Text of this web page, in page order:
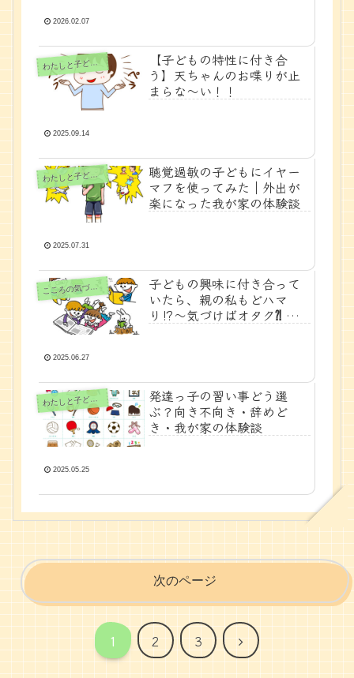
2026.02.07
わたしと子どもの時間
【子どもの特性に付き合
う】天ちゃんのお喋りが止
まらな〜い！！
2025.09.14
わたしと子どもの時間
聴覚過敏の子どもにイヤー
マフを使ってみた｜外出が
楽になった我が家の体験談
2025.07.31
こころの気づきノート
子どもの興味に付き合って
いたら、親の私もどハマ
り⁉～気づけばオタク⁈ で
2025.06.27
わたしと子どもの時間
発達っ子の習い事どう選
ぶ？向き不向き・辞めど
き・我が家の体験談
2025.05.25
次のページ
1 2 3
次